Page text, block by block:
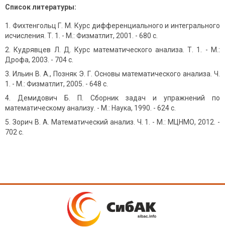
Список литературы:
Фихтенгольц Г. М. Курс дифференциального и интегрального
исчисления. Т. 1. - М.: Физматлит, 2001. - 680 с.
Кудрявцев Л. Д. Курс математического анализа. Т. 1. - М.:
Дрофа, 2003. - 704 с.
Ильин В. А., Позняк Э. Г. Основы математического анализа. Ч.
1. - М.: Физматлит, 2005. - 648 с.
Демидович Б. П. Сборник задач и упражнений по
математическому анализу. - М.: Наука, 1990. - 624 с.
Зорич В. А. Математический анализ. Ч. 1. - М.: МЦНМО, 2012. -
702 с.